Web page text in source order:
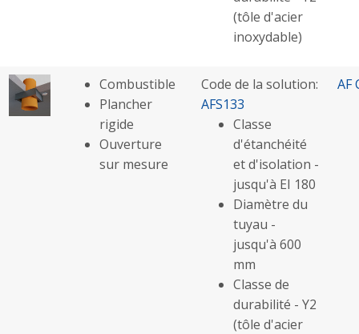
(tôle d'acier
inoxydable)
Combustible
Plancher
rigide
Ouverture
sur mesure
Code de la solution:
AFS133
Classe
d'étanchéité
et d'isolation -
jusqu'à EI 180
Diamètre du
tuyau -
jusqu'à 600
mm
Classe de
durabilité - Y2
(tôle d'acier
AF